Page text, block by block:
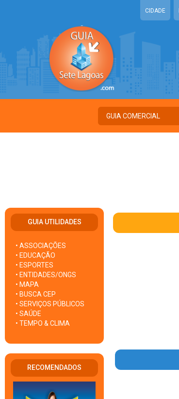
CIDADE
GUIA UTILIDADES
• ASSOCIAÇÕES
• EDUCAÇÃO
• ESPORTES
• ENTIDADES/ONGS
• MAPA
• BUSCA CEP
• SERVIÇOS PÚBLICOS
• SAÚDE
• TEMPO & CLIMA
RECOMENDADOS